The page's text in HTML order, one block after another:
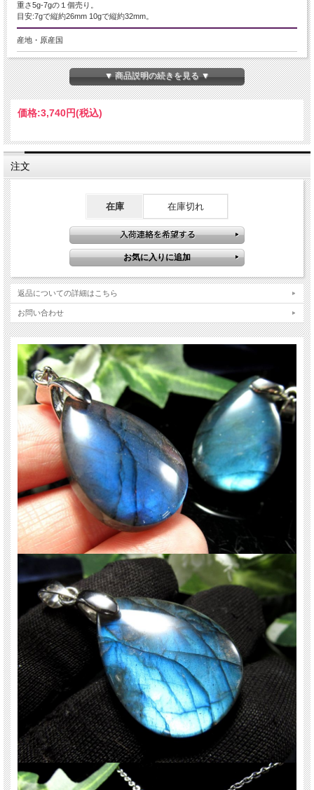
重さ5g-7gの１個売り。
目安:7gで縦約26mm 10gで縦約32mm。
産地・原産国
マダガスカル産
グレードなど
AAAAA
ラブラドライト
商品説明
表と裏どちらにも全面にブルーシラーが輝く、ラブラドライトのペンダントで
ラブラドライトの魅力は、見る角度によって力強く光る幻想的なブルーの輝きで
このラブラドライトの光(ラブラドレッセンス)を、宇宙に浮かぶオーロラのよう
な美しさと例える人もいます。
【意味合い云われ・伝承等】
色濃い闇の中から、希望を掴み取るパワーストーンと云われています。
また、心が折れるのを防ぎ困難を打開する石と云われています。
夢や目標を、最後まで諦めない為の心を支えてくれるパワーストーンです。
数に限りがございますので、お早めに！
ご注意事項
※まとめての撮影・出品なのでサイズや色味は様々ございますがお選びいただけ
ません、ご了承ください。
※撮影に使用しているチェーンは付属されません。
※形・厚みはさまざまですが、お選び頂けません。画像の品質のものをランダム
で発送します。
※ラブラドライトのシラーの出方には個体差があります。全面的にシラーが出て
いないものもございますので、予めご承知ください。
※出来る限り自然な色みになるよう撮影を心がけておりますが、お使いのディス
プレイ環境によって表示される色みに差が出る場合があります。 ご了承くださ
い。
※天然石ですので細かなカケや凹み、歪な部分やクラックなどがある場合があり
ます。
関連キーワード
天然石 パワーストーン 海外直輸入 バイヤー厳選 プレゼント ギフト メンズ レデ
ィース 卸し 卸価格 実店舗 ハンドメイド サイズ直し コムローズ comrose
▼ 商品説明の続きを見る ▼
価格:3,740円(税込)
注文
在庫 在庫切れ
返品についての詳細はこちら
お問い合わせ